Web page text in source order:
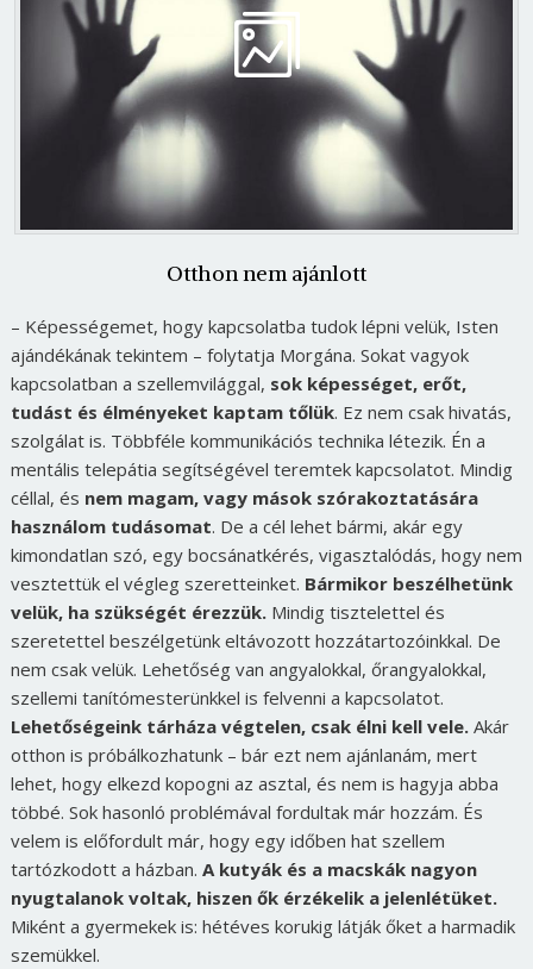
Otthon nem ajánlott
– Képességemet, hogy kapcsolatba tudok lépni velük, Isten
ajándékának tekintem – folytatja Morgána. Sokat vagyok
kapcsolatban a szellemvilággal, sok képességet, erőt,
tudást és élményeket kaptam tőlük. Ez nem csak hivatás,
szolgálat is. Többféle kommunikációs technika létezik. Én a
mentális telepátia segítségével teremtek kapcsolatot. Mindig
céllal, és nem magam, vagy mások szórakoztatására
használom tudásomat. De a cél lehet bármi, akár egy
kimondatlan szó, egy bocsánatkérés, vigasztalódás, hogy nem
vesztettük el végleg szeretteinket. Bármikor beszélhetünk
velük, ha szükségét érezzük.Mindig tisztelettel és
szeretettel beszélgetünk eltávozott hozzátartozóinkkal. De
nem csak velük. Lehetőség van angyalokkal, őrangyalokkal,
szellemi tanítómesterünkkel is felvenni a kapcsolatot.
Lehetőségeink tárháza végtelen, csak élni kell vele.Akár
otthon is próbálkozhatunk – bár ezt nem ajánlanám, mert
lehet, hogy elkezd kopogni az asztal, és nem is hagyja abba
többé. Sok hasonló problémával fordultak már hozzám. És
velem is előfordult már, hogy egy időben hat szellem
tartózkodott a házban. A kutyák és a macskák nagyon
nyugtalanok voltak, hiszen ők érzékelik a jelenlétüket.
Miként a gyermekek is: hétéves korukig látják őket a harmadik
szemükkel.